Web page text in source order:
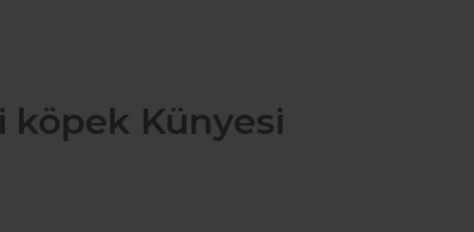
köpek Künyesi